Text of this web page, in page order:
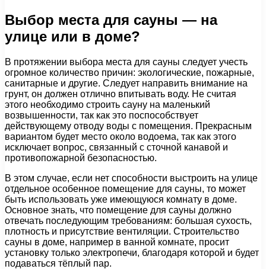
Выбор места для сауны — на
улице или в доме?
В протяжении выбора места для сауны следует учесть
огромное количество причин: экологические, пожарные,
санитарные и другие. Следует направить внимание на
грунт, он должен отлично впитывать воду. Не считая
этого необходимо строить сауну на маленький
возвышенности, так как это поспособствует
действующему отводу воды с помещения. Прекрасным
вариантом будет место около водоема, так как этого
исключает вопрос, связанный с сточной канавой и
противопожарной безопасностью.
В этом случае, если нет способности выстроить на улице
отдельное особенное помещение для сауны, то может
быть использовать уже имеющуюся комнату в доме.
Основное знать, что помещение для сауны должно
отвечать последующим требованиям: большая сухость,
плотность и присутствие вентиляции. Строительство
сауны в доме, например в ванной комнате, просит
установку только электропечи, благодаря которой и будет
подаваться тёплый пар.